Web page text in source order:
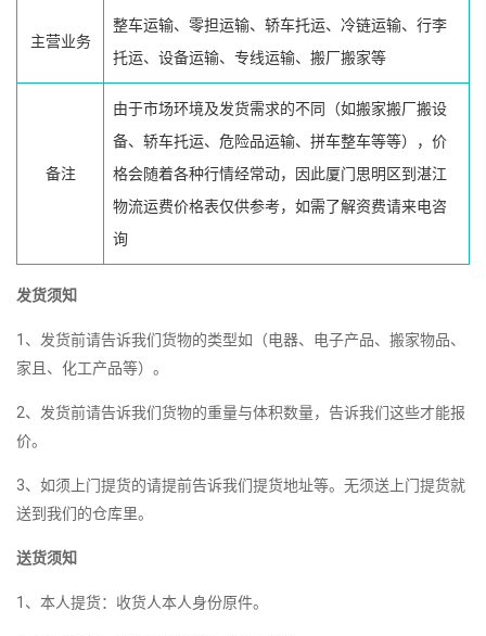
主营业务
整车运输、零担运输、轿车托运、冷链运输、行李
托运、设备运输、专线运输、搬厂搬家等
备注
由于市场环境及发货需求的不同（如搬家搬厂搬设
备、轿车托运、危险品运输、拼车整车等等），价
格会随着各种行情经常动，因此厦门思明区到湛江
物流运费价格表仅供参考，如需了解资费请来电咨
询
发货须知
1、发货前请告诉我们货物的类型如（电器、电子产品、搬家物品、
家且、化工产品等）。
2、发货前请告诉我们货物的重量与体积数量，告诉我们这些才能报
价。
3、如须上门提货的请提前告诉我们提货地址等。无须送上门提货就
送到我们的仓库里。
送货须知
1、本人提货：收货人本人身份原件。